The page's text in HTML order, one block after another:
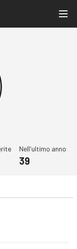
Nell'ultimo anno
39